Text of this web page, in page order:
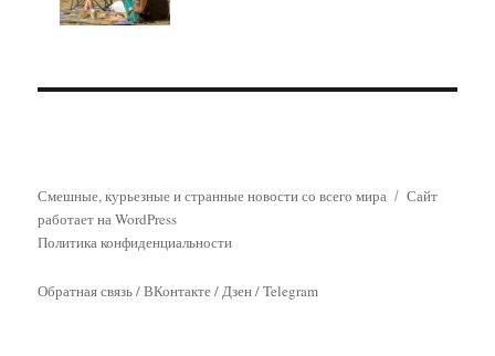
Смешные, курьезные и странные новости со всего мира
Сайт
работает на WordPress
Политика конфиденциальности
Обратная связь/ВКонтакте/Дзен/Telegram